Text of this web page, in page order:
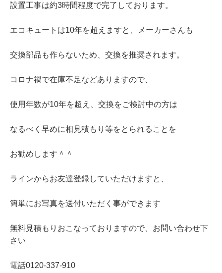
設置工事は約3時間程度で完了しております。
エコキュートは10年を超えますと、メーカーさんも
交換部品も作らないため、交換を推奨されます。
コロナ禍で在庫不足などありますので、
使用年数が10年を超え、交換をご検討中の方は
なるべく早めに相見積もり等をとられることを
お勧めします＾＾
ラインからお友達登録していただけますと、
簡単にお写真を送付いただく事ができます
無料見積もりおこなっておりますので、お問い合わせ下
さい
電話0120-337-910